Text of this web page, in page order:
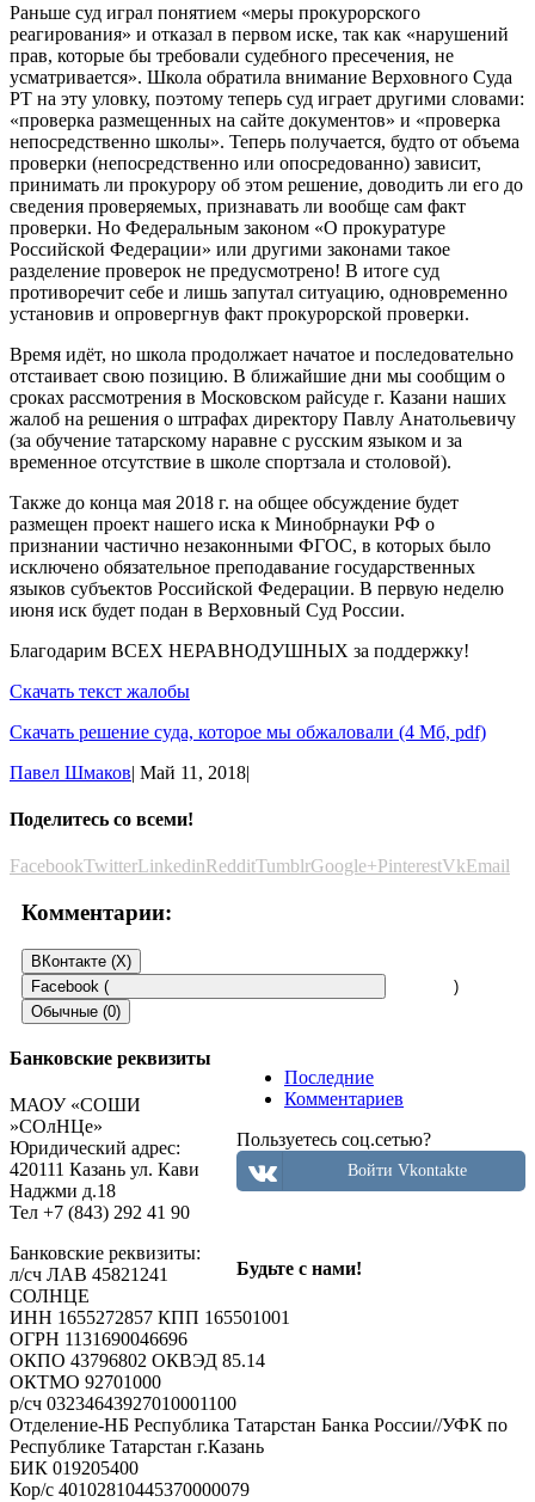
Раньше суд играл понятием «меры прокурорского
реагирования» и отказал в первом иске, так как «нарушений
прав, которые бы требовали судебного пресечения, не
усматривается». Школа обратила внимание Верховного Суда
РТ на эту уловку, поэтому теперь суд играет другими словами:
«проверка размещенных на сайте документов» и «проверка
непосредственно школы». Теперь получается, будто от объема
проверки (непосредственно или опосредованно) зависит,
принимать ли прокурору об этом решение, доводить ли его до
сведения проверяемых, признавать ли вообще сам факт
проверки. Но Федеральным законом «О прокуратуре
Российской Федерации» или другими законами такое
разделение проверок не предусмотрено! В итоге суд
противоречит себе и лишь запутал ситуацию, одновременно
установив и опровергнув факт прокурорской проверки.
Время идёт, но школа продолжает начатое и последовательно
отстаивает свою позицию. В ближайшие дни мы сообщим о
сроках рассмотрения в Московском райсуде г. Казани наших
жалоб на решения о штрафах директору Павлу Анатольевичу
(за обучение татарскому наравне с русским языком и за
временное отсутствие в школе спортзала и столовой).
Также до конца мая 2018 г. на общее обсуждение будет
размещен проект нашего иска к Минобрнауки РФ о
признании частично незаконными ФГОС, в которых было
исключено обязательное преподавание государственных
языков субъектов Российской Федерации. В первую неделю
июня иск будет подан в Верховный Суд России.
Благодарим ВСЕХ НЕРАВНОДУШНЫХ за поддержку!
Скачать текст жалобы
Скачать решение суда, которое мы обжаловали (4 Мб, pdf)
Павел Шмаков| Май 11, 2018|
Поделитесь со всеми!
FacebookTwitterLinkedinRedditTumblrGoogle+PinterestVkEmail
Комментарии:
ВКонтакте (X)
Facebook (
)
Обычные (0)
Пользуетесь соц.сетью?
Войти Vkontakte
Ваш e-mail не будет опубликован.
помечены*
Комментарий
Последние
Комментариев
Пользуетесь соц.сетью?
Войти Vkontakte
Будьте с нами!
Банковские реквизиты
МАОУ «СОШИ
»СОлНЦе»
Юридический адрес:
420111 Казань ул. Кави
Наджми д.18
Тел +7 (843) 292 41 90
Банковские реквизиты:
л/сч ЛАВ 45821241
СОЛНЦЕ
ИНН 1655272857 КПП 165501001
ОГРН 1131690046696
ОКПО 43796802 ОКВЭД 85.14
ОКТМО 92701000
р/cч 03234643927010001100
Отделение-НБ Республика Татарстан Банка России//УФК по
Республике Татарстан г.Казань
БИК 019205400
Кор/с 40102810445370000079